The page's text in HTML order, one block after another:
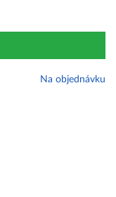
Na objednávku